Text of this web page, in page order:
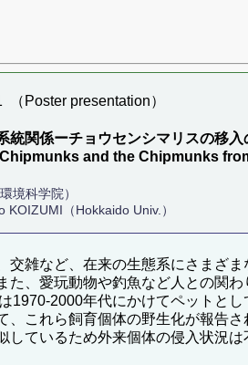
Poster presentation）
統関係ーチョウセンシマリスの移
and the Chipmunks
境科学院）
KOIZUMI（Hokkaido Univ.）
雑など、在来の生態系にさまざ
た、愛玩動物や釣魚など人との関
1970-2000年代にかけてペットと
、これら飼育個体の野生化が報告
しているため外来個体の侵入状況